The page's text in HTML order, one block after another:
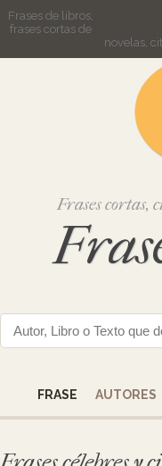
Frases de libros,
frases cortas de
novelas,
Frases cortas,
FRASE
AUTORES